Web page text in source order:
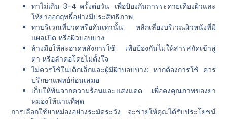
ทาไม่เกิน 3-4 ครั้งต่อวัน: เพื่อป้องกันการระคายเคืองผิวและ
ให้ยาออกฤทธิ์อย่างมีประสิทธิภาพ
ทาบริเวณที่ปวดหรือคันเท่านั้น: หลีกเลี่ยงบริเวณผิวหนังที่มี
แผลเปิด หรือผิวบอบบาง
ล้างมือให้สะอาดหลังการใช้: เพื่อป้องกันไม่ให้สารสกัดเข้าสู่
ตา หรือลำคอโดยไม่ตั้งใจ
ไม่ควรใช้ในเด็กเล็กและผู้มีผิวบอบบาง: หากต้องการใช้ ควร
ปรึกษาแพทย์ก่อนเสมอ
เก็บให้พ้นจากความร้อนและแสงแดด: เพื่อคงคุณภาพของยา
หม่องให้นานที่สุด
การเลือกใช้ยาหม่องอย่างระมัดระวัง จะช่วยให้คุณได้รับประโยชน์